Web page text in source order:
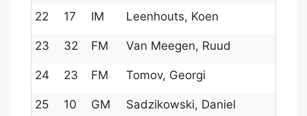
22 17 IM Leenhouts, Koen
23 32 FM Van Meegen, Ruud
24 23 FM Tomov, Georgi
25 10 GM Sadzikowski, Daniel